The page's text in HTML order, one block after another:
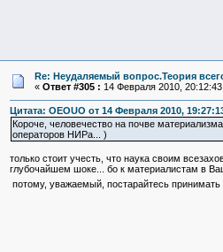
Re: Неудаляемый вопрос.Теория
« Ответ #305 : 14 Февраля 2010,
Цитата: OEOUO от 14 Февраля 2010,
Короче, человечество на почве
операторов НИРа... )
только стоит учесть, что наука своим
глубочайшем шоке... бо к материалистам в
потому, уважаемый, постарайтесь